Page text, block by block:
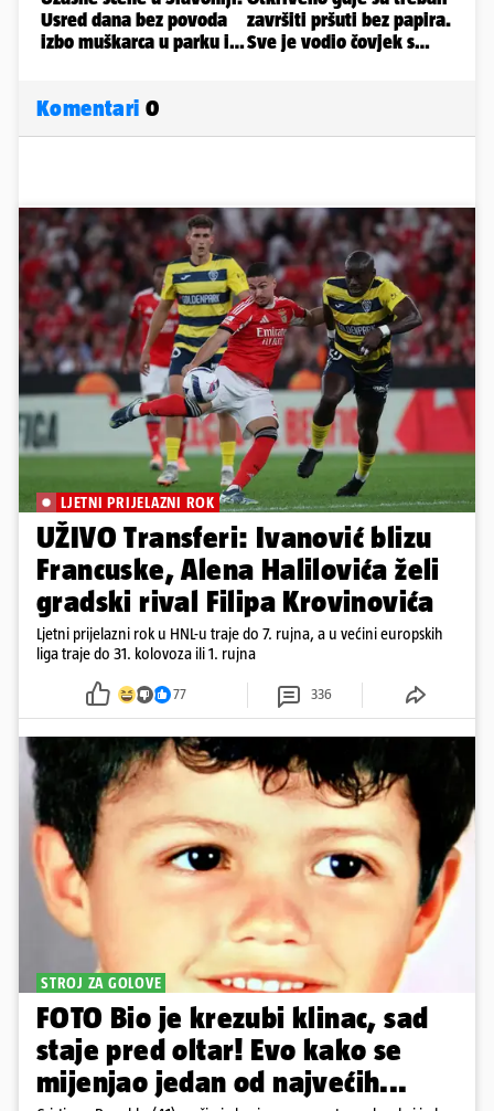
Komentari 0
LJETNI PRIJELAZNI ROK
UŽIVO Transferi: Ivanović blizu
Francuske, Alena Halilovića želi
gradski rival Filipa Krovinovića
Ljetni prijelazni rok u HNL-u traje do 7. rujna, a u većini europskih
liga traje do 31. kolovoza ili 1. rujna
77 336
STROJ ZA GOLOVE
FOTO Bio je krezubi klinac, sad
staje pred oltar! Evo kako se
mijenjao jedan od najvećih...